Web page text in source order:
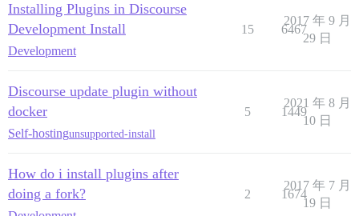
Installing Plugins in Discourse
Development Install
Development
15 6467
2017 年 9 月
29 日
Discourse update plugin without
docker
Self-hostingunsupported-install
5 1449
2021 年 8 月
10 日
How do i install plugins after
doing a fork?
2 1674
2017 年 7 月
19 日